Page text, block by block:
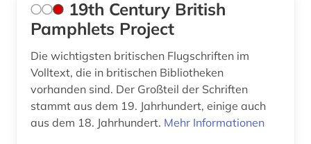
aufklärung (2)
aufsatz (2)
augsburg (1)
auktionskatalog (2)
19th Century British
Pamphlets Project
Die wichtigsten britischen Flugschriften im
Volltext, die in britischen Bibliotheken
vorhanden sind. Der Großteil der Schriften
stammt aus dem 19. Jahrhundert, einige auch
aus dem 18. Jahrhundert. Mehr Informationen